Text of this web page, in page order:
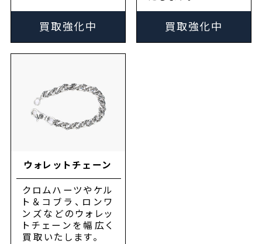
買取強化中 買取強化中
ウォレットチェーン
クロムハーツやケル
ト＆コブラ、ロンワ
ンズなどのウォレッ
トチェーンを幅広く
買取いたします。